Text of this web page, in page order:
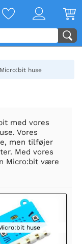
Micro:bit huse
med vores
Vores
men tilføjer
Med vores
Micro:bit være
huse